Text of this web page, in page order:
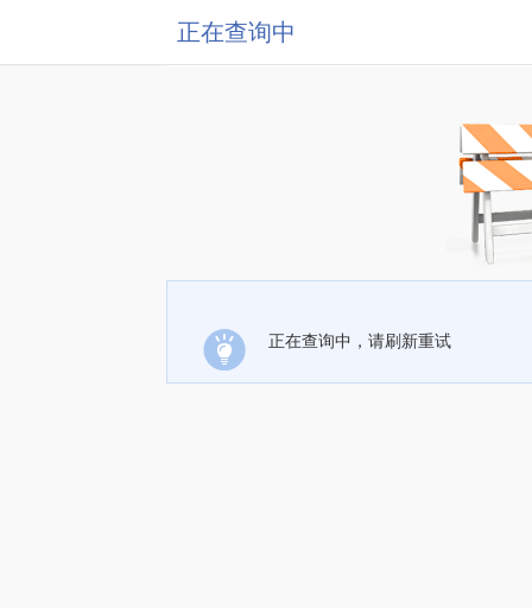
正在查询中
正在查询中，请刷新重试